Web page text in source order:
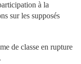
à la
sur les supposés
de classe en rupture